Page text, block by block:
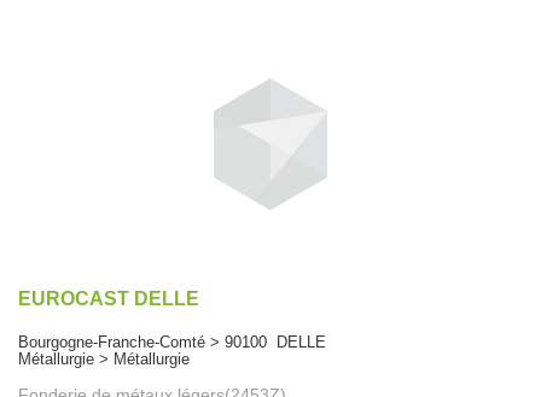
EUROCAST DELLE
Bourgogne-Franche-Comté > 90100 DELLE
Métallurgie > Métallurgie